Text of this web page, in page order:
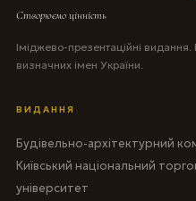
Створюємо цінність
Іміджево-презентаційні видання.
визначних імен України.
ВИДАННЯ
Будівельно-архітектурний
Київський національний
університет